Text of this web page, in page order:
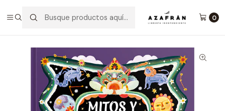
0
Mitos Y Leyendas Del Cielo Y Las Estrellas